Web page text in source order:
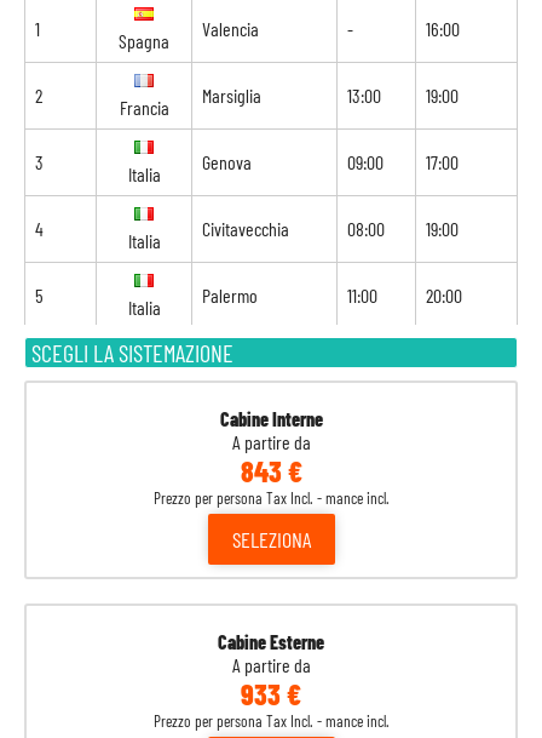
SCEGLI LA SISTEMAZIONE
Cabine Interne
A partire da
843 €
Prezzo per persona Tax Incl. - mance incl.
SELEZIONA
Cabine Esterne
A partire da
933 €
Prezzo per persona Tax Incl. - mance incl.
1
Spagna
Valencia - 16:00
2
Francia
Marsiglia 13:00 19:00
3
Italia
Genova 09:00 17:00
4
Italia
Civitavecchia 08:00 19:00
5
Italia
Palermo 11:00 20:00
6 Navigazione
Valencia